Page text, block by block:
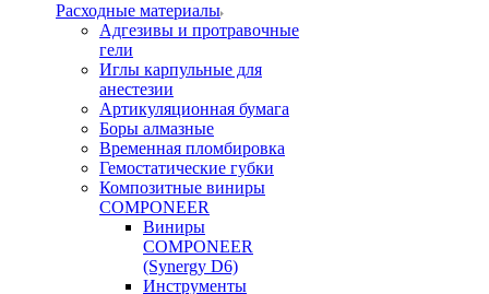
Расходные материалы
Адгезивы и протравочные
гели
Иглы карпульные для
анестезии
Артикуляционная бумага
Боры алмазные
Временная пломбировка
Гемостатические губки
Композитные виниры
COMPONEER
Виниры
COMPONEER
(Synergy D6)
Инструменты